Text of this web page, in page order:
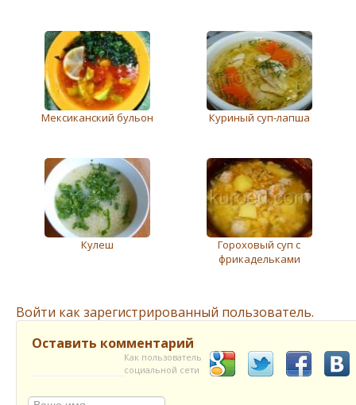
Мексиканский бульон Куриный суп-лапша
Кулеш
Гороховый суп с
фрикадельками
Войти как зарегистрированный пользователь.
Оставить комментарий
Как пользователь
социальной сети